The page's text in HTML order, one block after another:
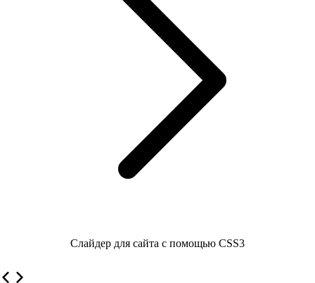
Слайдер для сайта с помощью CSS3